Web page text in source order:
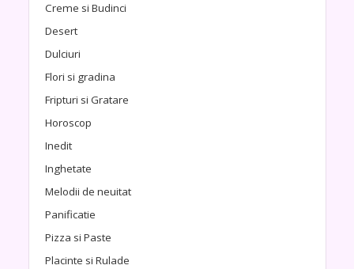
Creme si Budinci
Desert
Dulciuri
Flori si gradina
Fripturi si Gratare
Horoscop
Inedit
Inghetate
Melodii de neuitat
Panificatie
Pizza si Paste
Placinte si Rulade